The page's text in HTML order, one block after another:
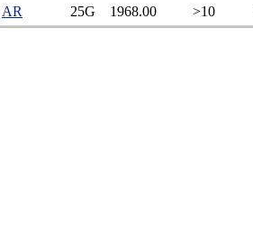
AR 25G 1968.00 >10